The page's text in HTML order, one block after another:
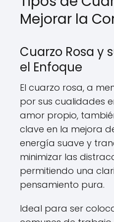
Mejorar la
Cuarzo Rosa y
el Enfoque
El cuarzo rosa, a
por sus cualidades
amor propio,
clave en la mejora
energía suave y
minimizar las
permitiendo una
pensamiento pura.
Ideal para ser